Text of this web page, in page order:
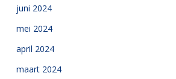
juni 2024
mei 2024
april 2024
maart 2024